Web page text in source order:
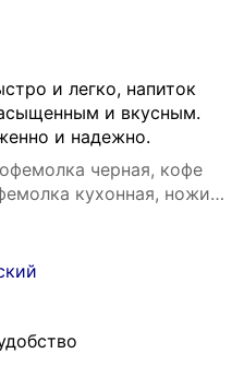
и легко, напиток
и вкусным.
и надежно.
черная, кофе
кухонная, ножи
домашняя, для